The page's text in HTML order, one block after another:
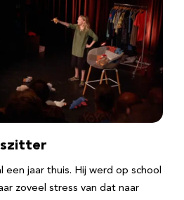
een jaar thuis. Hij werd op school
zoveel stress van dat naar